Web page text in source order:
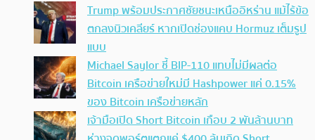
Trump พร้อมประกาศชัยชนะเหนืออิหร่าน แม้ไร้ข้อ
ตกลงนิวเคลียร์ หากเปิดช่องแคบ Hormuz เต็มรูป
แบบ
Michael Saylor ชี้ BIP-110 แทบไม่มีผลต่อ
Bitcoin เครือข่ายใหม่มี Hashpower แค่ 0.15%
ของ Bitcoin เครือข่ายหลัก
เจ้ามือเปิด Short Bitcoin เกือบ 2 พันล้านบาท